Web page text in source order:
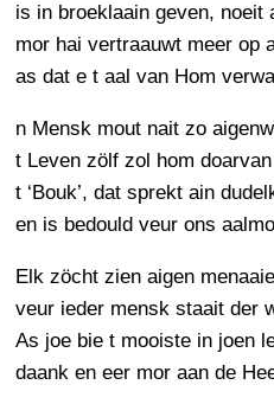
is in broeklaain geven, noeit
mor hai vertraauwt meer op
as dat e t aal van Hom
n Mensk mout nait zo
t Leven zölf zol hom
t ‘Bouk’, dat sprekt ain
en is bedould veur ons
Elk zöcht zien aigen
veur ieder mensk staait der
As joe bie t mooiste in joen
daank en eer mor aan de